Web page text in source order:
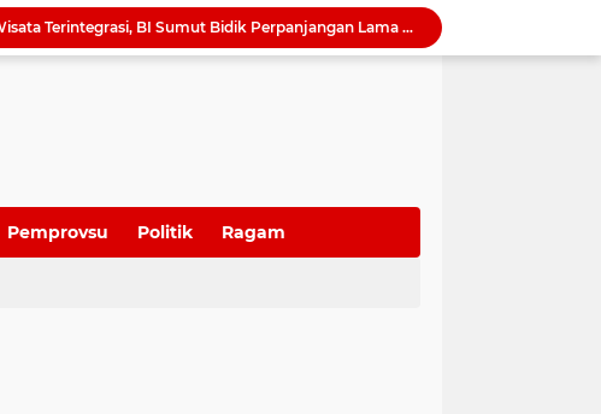
QRESTO Kemandirian Fiskal di Medan dan Deli Serdang, BI Sumut Dorong PAD Naik Tanpa Menaikkan Pajak
Ekonomi Global Melambat, BI Optimistis Ekonomi Sumut 2026 Tumbuh hingga 5,7 Persen
QRESTO Jadi Andalan Medan di APEKSI Leadership Dialogue 2026, Digitalisasi Pajak Restoran Diklaim Pertama di Indonesia
Pemprovsu Politik Ragam